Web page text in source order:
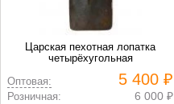
Царская пехотная лопатка
четырёхугольная
Оптовая:
5 400 ₽
Розничная: 6 000 ₽